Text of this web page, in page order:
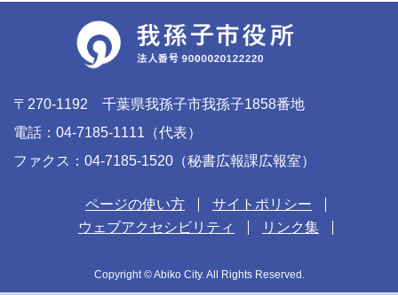
〒270-1192 千葉県我孫子市我孫子1858番地
電話：04-7185-1111（代表）
ファクス：04-7185-1520（秘書広報課広報室）
ページの使い方
サイトポリシー
ウェブアクセシビリティ
リンク集
Copyright © Abiko City. All Rights Reserved.